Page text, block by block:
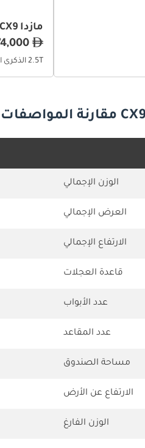
مازدا CX9
174,000
2.5T الذكرى المائة
الوزن الإجمالي
العرض الإجمالي
الارتفاع الإجمالي
قاعدة العجلات
عدد الأبواب
عدد المقاعد
مساحة الصندوق
الارتفاع عن الأرض
الوزن الفارغ